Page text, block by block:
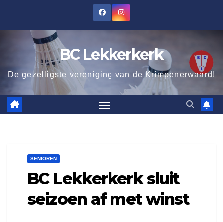
BC Lekkerkerk
De gezelligste vereniging van de Krimpenerwaard!
SENIOREN
BC Lekkerkerk sluit
seizoen af met winst